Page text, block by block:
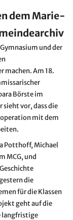
dem Marie-
und der
machen. Am 18.
Börste im
vor, dass die
mit dem
Potthoff, Michael
MCG, und
die
für die Klassen
geht auf die
langfristige